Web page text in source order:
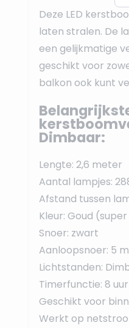
Deze LED
laten stralen. De
een gelijkmatige
geschikt voor
balkon ook kunt
Dimbaar:
Lengte: 2,6 meter
Aantal lampjes:
Afstand tussen
Kleur: Goud
Snoer: zwart
Aanloopsnoer: 5
Lichtstanden:
Timerfunctie: 8 uur
Geschikt voor
Werkt op